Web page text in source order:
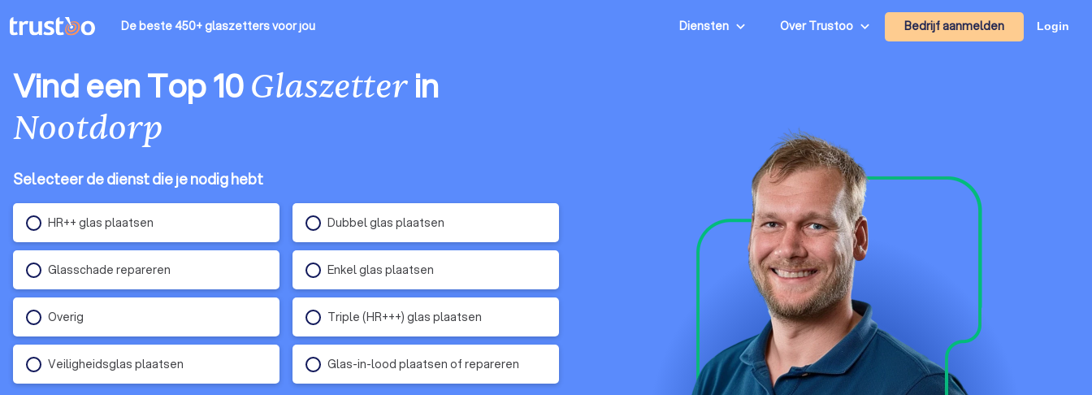
De beste 450+ glaszettersvoor jou Diensten Over Trustoo Bedrijf aanmelden Login
Vind een Top 10Glaszetterin
Nootdorp
Selecteer de dienst die je nodig hebt
HR++ glas plaatsen Dubbel glas plaatsen
Glasschade repareren Enkel glas plaatsen
Overig Triple (HR+++) glas plaatsen
Veiligheidsglas plaatsen Glas-in-lood plaatsen of repareren